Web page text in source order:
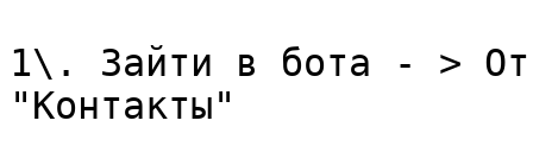
1\. Зайти в бота - >
"Контакты"